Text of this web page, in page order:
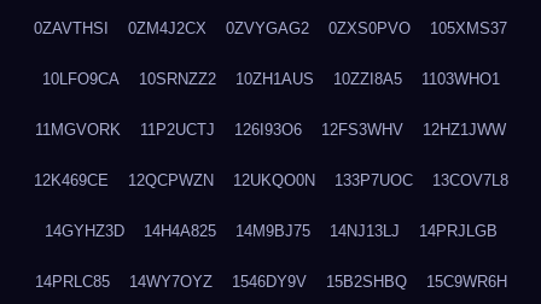
0ZAVTHSI 0ZM4J2CX 0ZVYGAG2 0ZXS0PVO 105XMS37
10LFO9CA 10SRNZZ2 10ZH1AUS 10ZZI8A5 1103WHO1
11MGVORK 11P2UCTJ 126I93O6 12FS3WHV 12HZ1JWW
12K469CE 12QCPWZN 12UKQO0N 133P7UOC 13COV7L8
14GYHZ3D 14H4A825 14M9BJ75 14NJ13LJ 14PRJLGB
14PRLC85 14WY7OYZ 1546DY9V 15B2SHBQ 15C9WR6H